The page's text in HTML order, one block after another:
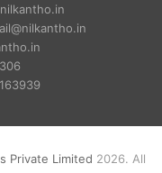
Private Limited 2026. All